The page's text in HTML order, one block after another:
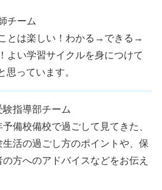
チーム
とは楽しい！わかる→できる→
よい学習サイクルを身につけて
思っています。
指導部チーム
予備校備校で過ごして見てきた、
生活の過ごし方のポイントや、保
の方へのアドバイスなどをお伝え